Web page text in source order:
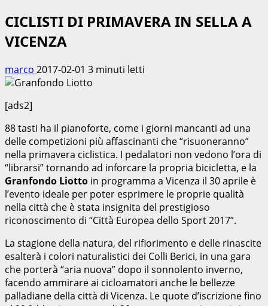
CICLISTI DI PRIMAVERA IN SELLA A
VICENZA
marco 2017-02-01 3 minuti letti
[ads2]
88 tasti ha il pianoforte, come i giorni mancanti ad una
delle competizioni più affascinanti che “risuoneranno”
nella primavera ciclistica. I pedalatori non vedono l’ora di
“librarsi” tornando ad inforcare la propria bicicletta, e la
Granfondo Liotto in programma a Vicenza il 30 aprile è
l’evento ideale per poter esprimere le proprie qualità
nella città che è stata insignita del prestigioso
riconoscimento di “Città Europea dello Sport 2017”.
La stagione della natura, del rifiorimento e delle rinascite
esalterà i colori naturalistici dei Colli Berici, in una gara
che porterà “aria nuova” dopo il sonnolento inverno,
facendo ammirare ai cicloamatori anche le bellezze
palladiane della città di Vicenza. Le quote d’iscrizione fino